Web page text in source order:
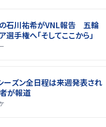
石川祐希がVNL報告 五輪
手権へ「そしてここから」
ーズン全日程は来週発表され
が報道